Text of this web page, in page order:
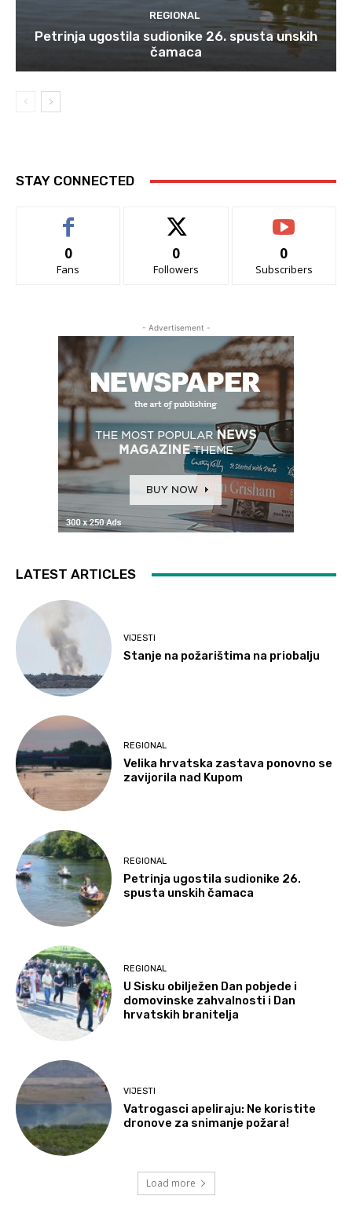
REGIONAL
Petrinja ugostila sudionike 26. spusta unskih
čamaca
STAY CONNECTED
0
Fans
0
Followers
0
Subscribers
- Advertisement -
LATEST ARTICLES
VIJESTI
Stanje na požarištima na priobalju
REGIONAL
Velika hrvatska zastava ponovno se
zavijorila nad Kupom
REGIONAL
Petrinja ugostila sudionike 26.
spusta unskih čamaca
REGIONAL
U Sisku obilježen Dan pobjede i
domovinske zahvalnosti i Dan
hrvatskih branitelja
VIJESTI
Vatrogasci apeliraju: Ne koristite
dronove za snimanje požara!
Load more